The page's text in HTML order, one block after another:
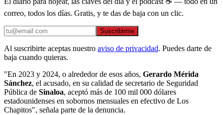
correo, todos los días. Gratis, y te das de baja con un clic.
Suscribirme
Al suscribirte aceptas nuestro aviso de privacidad. Puedes darte de
baja cuando quieras.
"En 2023 y 2024, o alrededor de esos años, Gerardo Mérida
Sánchez, el acusado, en su calidad de secretario de Seguridad
Pública de Sinaloa, aceptó más de 100 mil 000 dólares
estadounidenses en sobornos mensuales en efectivo de Los
Chapitos", señala parte de la denuncia.